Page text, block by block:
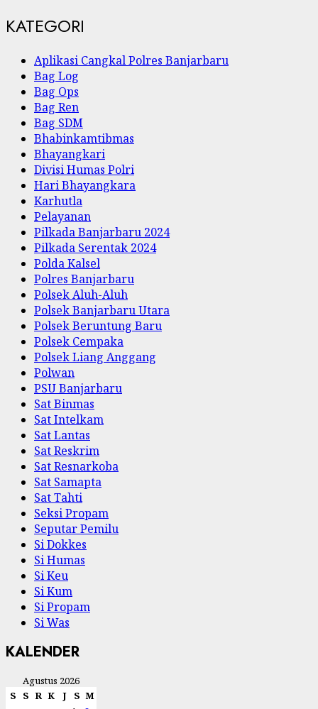
KATEGORI
Aplikasi Cangkal Polres Banjarbaru
Bag Log
Bag Ops
Bag Ren
Bag SDM
Bhabinkamtibmas
Bhayangkari
Divisi Humas Polri
Hari Bhayangkara
Karhutla
Pelayanan
Pilkada Banjarbaru 2024
Pilkada Serentak 2024
Polda Kalsel
Polres Banjarbaru
Polsek Aluh-Aluh
Polsek Banjarbaru Utara
Polsek Beruntung Baru
Polsek Cempaka
Polsek Liang Anggang
Polwan
PSU Banjarbaru
Sat Binmas
Sat Intelkam
Sat Lantas
Sat Reskrim
Sat Resnarkoba
Sat Samapta
Sat Tahti
Seksi Propam
Seputar Pemilu
Si Dokkes
Si Humas
Si Keu
Si Kum
Si Propam
Si Was
KALENDER
Agustus 2026
S
S R K J S M